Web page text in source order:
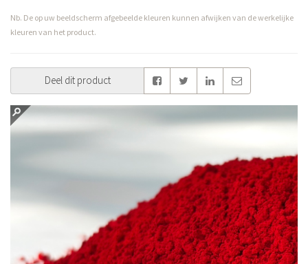
Nb. De op uw beeldscherm afgebeelde kleuren kunnen afwijken van de werkelijke
kleuren van het product.
Deel dit product